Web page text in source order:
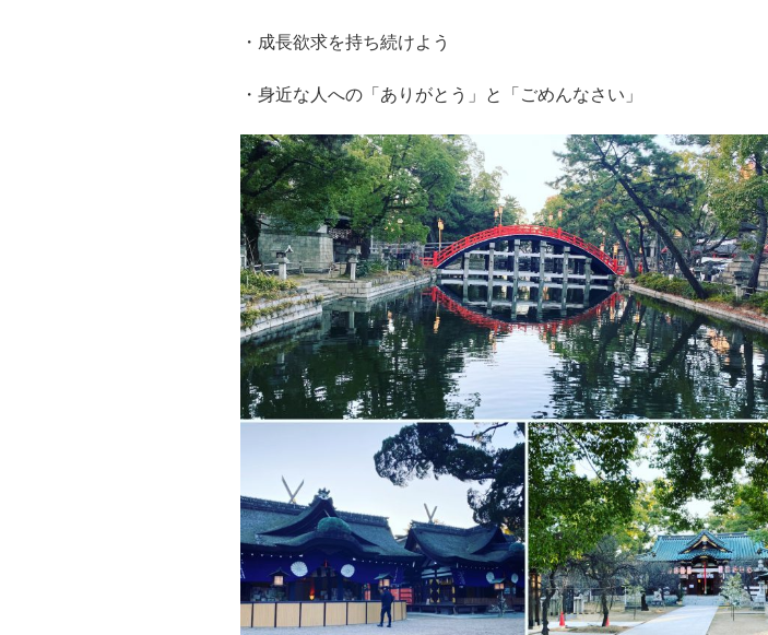
・成長欲求を持ち続けよう
・身近な人への「ありがとう」と「ごめんなさい」